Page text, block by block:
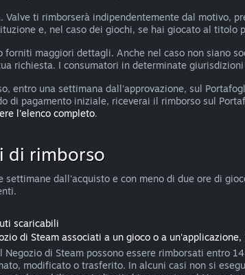
Valve ti rimborserà indipendentemente dal motivo,
e, nel caso dei giochi, se hai giocato al titolo
forniti maggiori dettagli. Anche nel caso non siano
richiesta. I consumatori in determinate
entro una settimana dall'approvazione, sul
di pagamento iniziale, riceverai il rimborso sul
l'elenco completo.
di rimborso
settimane dall'acquisto e con meno di due ore di
scaricabili
di Steam associati a un gioco o a un'applicazione,
Negozio di Steam possono essere rimborsati entro
modificato o trasferito. In alcuni casi non si